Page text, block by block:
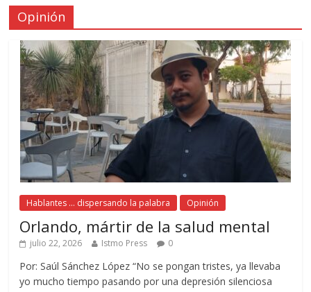
Opinión
Hablantes ... dispersando la palabra Opinión
Orlando, mártir de la salud mental
julio 22, 2026 Istmo Press 0
Por: Saúl Sánchez López “No se pongan tristes, ya llevaba
yo mucho tiempo pasando por una depresión silenciosa